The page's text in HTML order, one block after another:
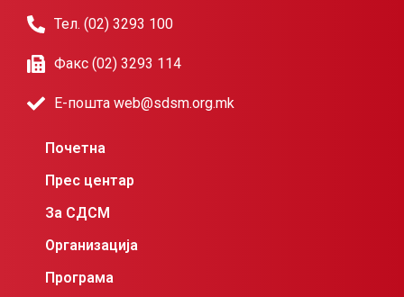
Тел. (02) 3293 100
Факс (02) 3293 114
Е-пошта web@sdsm.org.mk
Почетна
Прес центар
За СДСМ
Организација
Програма